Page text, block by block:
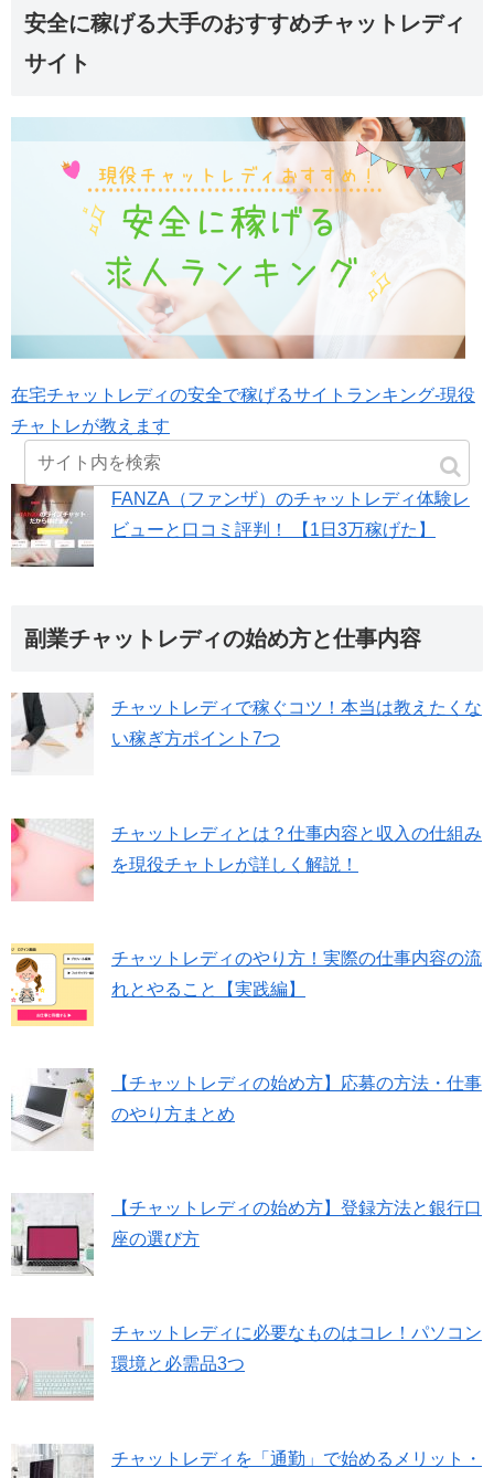
安全に稼げる大手のおすすめチャットレディ
サイト
在宅チャットレディの安全で稼げるサイトランキング-現役
チャトレが教えます
FANZA（ファンザ）のチャットレディ体験レ
ビューと口コミ評判！ 【1日3万稼げた】
副業チャットレディの始め方と仕事内容
チャットレディで稼ぐコツ！本当は教えたくな
い稼ぎ方ポイント7つ
チャットレディとは？仕事内容と収入の仕組み
を現役チャトレが詳しく解説！
チャットレディのやり方！実際の仕事内容の流
れとやること【実践編】
【チャットレディの始め方】応募の方法・仕事
のやり方まとめ
【チャットレディの始め方】登録方法と銀行口
座の選び方
チャットレディに必要なものはコレ！パソコン
環境と必需品3つ
チャットレディを「通勤」で始めるメリット・